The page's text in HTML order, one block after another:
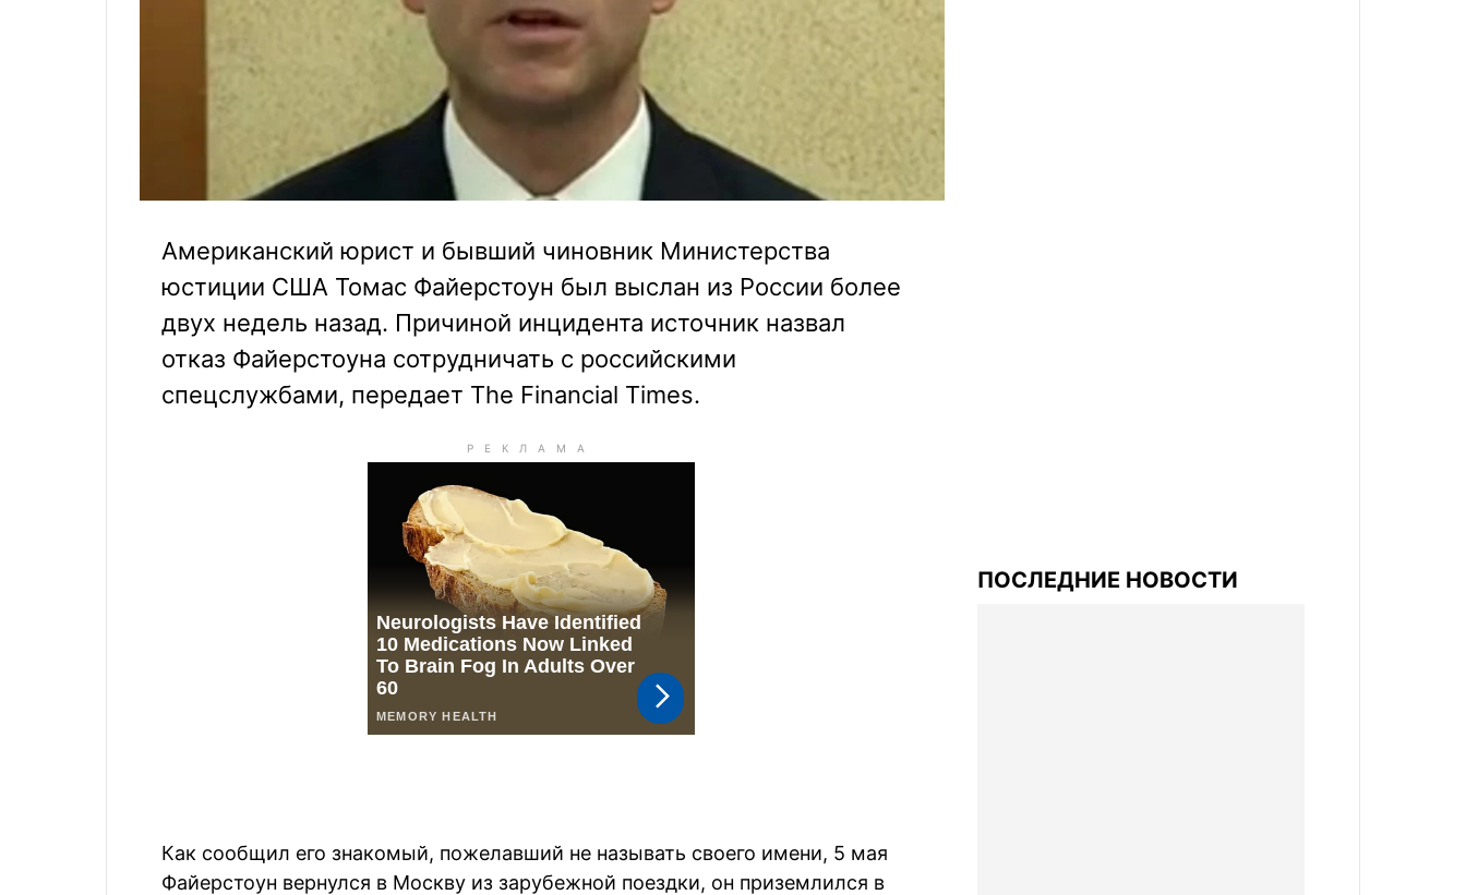
Американский юрист и бывший чиновник Министерства
юстиции США Томас Файерстоун был выслан из России более
двух недель назад. Причиной инцидента источник назвал
отказ Файерстоуна сотрудничать с российскими
спецслужбами, передает The Financial Times.
Как сообщил его знакомый, пожелавший не называть своего имени, 5 мая
Файерстоун вернулся в Москву из зарубежной поездки, он приземлился в
ПОСЛЕДНИЕ НОВОСТИ